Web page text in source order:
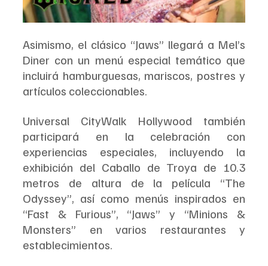
Asimismo, el clásico “Jaws” llegará a Mel’s
Diner con un menú especial temático que
incluirá hamburguesas, mariscos, postres y
artículos coleccionables.
Universal CityWalk Hollywood también
participará en la celebración con
experiencias especiales, incluyendo la
exhibición del Caballo de Troya de 10.3
metros de altura de la película “The
Odyssey”, así como menús inspirados en
“Fast & Furious”, “Jaws” y “Minions &
Monsters” en varios restaurantes y
establecimientos.